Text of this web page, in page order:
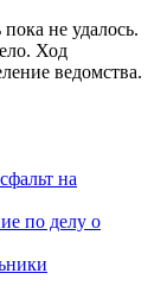
не удалось.
Ход
ведомства.
на
по делу о